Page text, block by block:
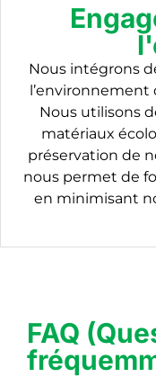
Nous intégrons
Nous utilisons
matériaux
préservation de
nous permet de
en minimisant
FAQ